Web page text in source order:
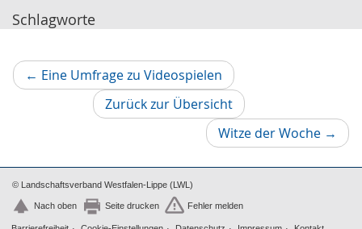
Schlagworte
← Eine Umfrage zu Videospielen Vorheriger
Artikel
Zurück zur Übersicht
Witze der Woche
Artikel
→
© Landschaftsverband Westfalen-Lippe (LWL)
Nach oben Seite drucken Fehler melden